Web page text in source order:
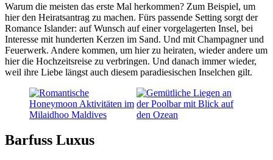
Warum die meisten das erste Mal herkommen? Zum Beispiel, um
hier den Heiratsantrag zu machen. Fürs passende Setting sorgt der
Romance Islander: auf Wunsch auf einer vorgelagerten Insel, bei
Interesse mit hunderten Kerzen im Sand. Und mit Champagner und
Feuerwerk. Andere kommen, um hier zu heiraten, wieder andere um
hier die Hochzeitsreise zu verbringen. Und danach immer wieder,
weil ihre Liebe längst auch diesem paradiesischen Inselchen gilt.
Barfuss Luxus